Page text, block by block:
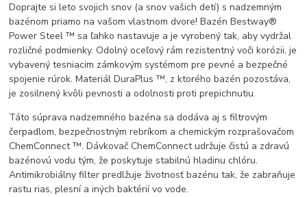
Doprajte si leto svojich snov (a snov vašich detí) s nadzemným
bazénom priamo na vašom vlastnom dvore! Bazén Bestway®
Power Steel ™ sa ľahko nastavuje a je vyrobený tak, aby vydržal
rozličné podmienky. Odolný oceľový rám rezistentný voči korózii, je
vybavený tesniacim zámkovým systémom pre pevné a bezpečné
spojenie rúrok. Materiál DuraPlus ™, z ktorého bazén pozostáva,
je zosilnený kvôli pevnosti a odolnosti proti prepichnutiu.
Táto súprava nadzemného bazéna sa dodáva aj s filtrovým
čerpadlom, bezpečnostným rebríkom a chemickým rozprašovačom
ChemConnect ™. Dávkovač ChemConnect udržuje čistú a zdravú
bazénovú vodu tým, že poskytuje stabilnú hladinu chlóru.
Antimikrobiálny filter predlžuje životnosť bazénu tak, že zabraňuje
rastu rias, plesní a iných baktérií vo vode.